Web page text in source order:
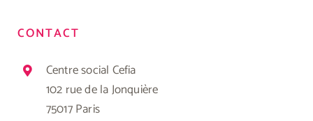
CONTACT
Centre social Cefia
102 rue de la Jonquière
75017 Paris